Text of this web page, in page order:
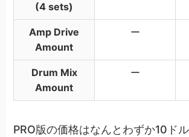
(4 sets)
Amp Drive
Amount
ー
Drum Mix
Amount
ー
PRO版の価格はなんとわずか10ド